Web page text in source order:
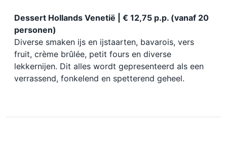
Dessert Hollands Venetië | € 12,75 p.p. (vanaf 20
personen)
Diverse smaken ijs en ijstaarten, bavarois, vers
fruit, crème brûlée, petit fours en diverse
lekkernijen. Dit alles wordt gepresenteerd als een
verrassend, fonkelend en spetterend geheel.